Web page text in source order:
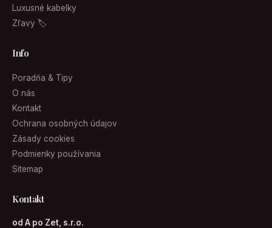
Luxusné kabelky
Zľavy 🏷
Info
Poradňa & Tipy
O nás
Kontakt
Ochrana osobných údajov
Zásady cookies
Podmienky používania
Sitemap
Kontakt
od A po Zet, s.r.o.